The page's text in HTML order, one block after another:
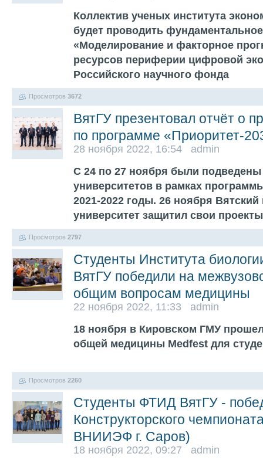
Коллектив ученых института
будет проводить
«Моделирование и факторное
ресурсов периферии цифровой
Российского научного фонда
Просмотров 3672
ВятГУ презентовал отчёт о
по программе «Приоритет-
28 ноября 2022, 16:54 admin
С 24 по 27 ноября были подведены
университетов в рамках
2021-2022 годы. 26 ноября
университет защитил свои
Просмотров 2797
Студенты Института
ВятГУ победили на
общим вопросам медицины
22 ноября 2022, 11:33 admin
18 ноября в Кировском ГМУ
общей медицины Medfest для
Просмотров 2260
Студенты ФТИД ВятГУ -
Конструкторского
ВНИИЭФ г. Саров)
18 ноября 2022, 09:27 admin